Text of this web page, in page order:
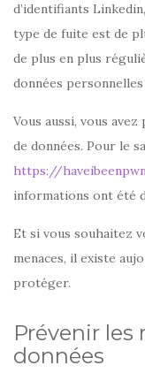
d’identifiants
type de fuite est de
de plus en plus
données personnelles
Vous aussi, vous
de données. Pour le
https://
informations ont été
Et si vous souhaitez
menaces, il existe
protéger.
Prévenir les
données